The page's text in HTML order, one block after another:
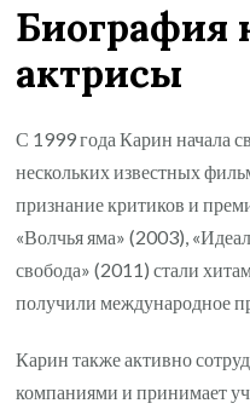
Биография
актрисы
С 1999 года Карин начала
нескольких известных
признание критиков и
«Волчья яма» (2003),
свобода» (2011) стали
получили международное
Карин также активно
компаниями и принимает